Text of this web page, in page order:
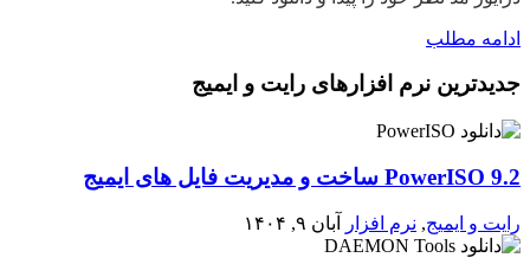
ادامه مطلب
جدیدترین نرم افزارهای رایت و ایمیج
PowerISO 9.2 ساخت و مدیریت فایل های ایمیج
رایت و ایمیج, نرم افزار آبان ۹, ۱۴۰۴